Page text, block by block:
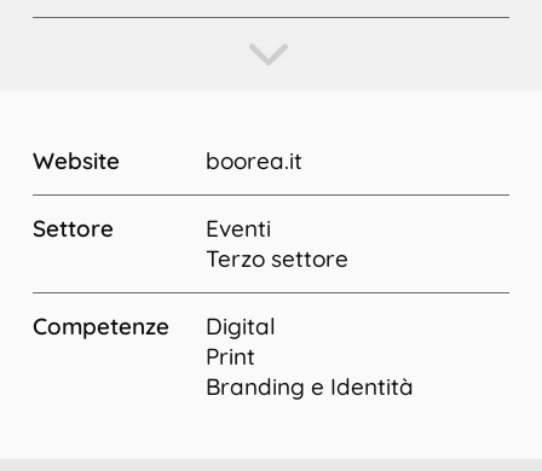
Website boorea.it
Settore
Eventi
Terzo settore
Competenze
Digital
Print
Branding e Identità